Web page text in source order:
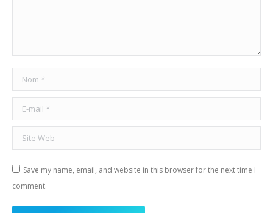
Nom *
E-mail *
Site Web
Save my name, email, and website in this browser for the next time I
comment.